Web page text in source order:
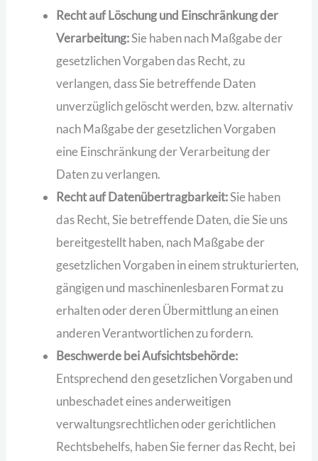
Recht auf Löschung und Einschränkung der
Verarbeitung:Sie haben nach Maßgabe der
gesetzlichen Vorgaben das Recht, zu
verlangen, dass Sie betreffende Daten
unverzüglich gelöscht werden, bzw. alternativ
nach Maßgabe der gesetzlichen Vorgaben
eine Einschränkung der Verarbeitung der
Daten zu verlangen.
Recht auf Datenübertragbarkeit:Sie haben
das Recht, Sie betreffende Daten, die Sie uns
bereitgestellt haben, nach Maßgabe der
gesetzlichen Vorgaben in einem strukturierten,
gängigen und maschinenlesbaren Format zu
erhalten oder deren Übermittlung an einen
anderen Verantwortlichen zu fordern.
Beschwerde bei Aufsichtsbehörde:
Entsprechend den gesetzlichen Vorgaben und
unbeschadet eines anderweitigen
verwaltungsrechtlichen oder gerichtlichen
Rechtsbehelfs, haben Sie ferner das Recht, bei